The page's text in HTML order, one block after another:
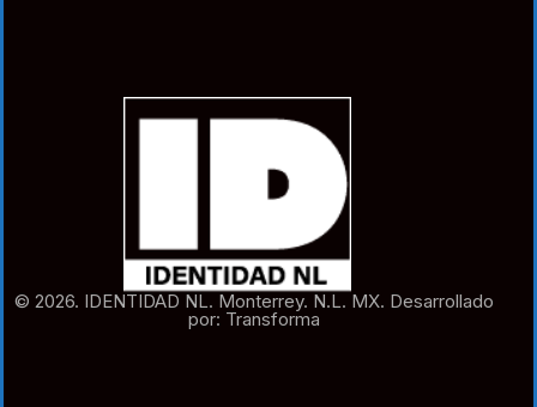
© 2026. IDENTIDAD NL. Monterrey. N.L. MX. Desarrollado
por: Transforma